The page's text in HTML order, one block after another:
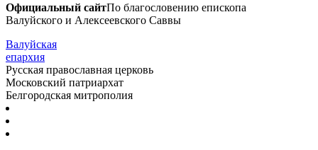
Официальный сайтПо благословению епископа
Валуйского и Алексеевского Саввы
Валуйская
епархия
Русская православная церковь
Московский патриархат
Белгородская митрополия